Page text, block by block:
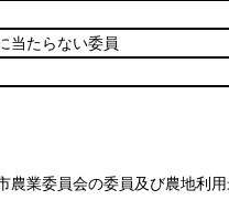
当たらない委員
農業委員会の委員及び農地利